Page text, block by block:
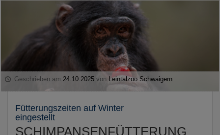
Geschrieben am24.10.2025 von Leintalzoo Schwaigern
Fütterungszeiten auf Winter
eingestellt
SCHIMPANSENFÜTTERUNG